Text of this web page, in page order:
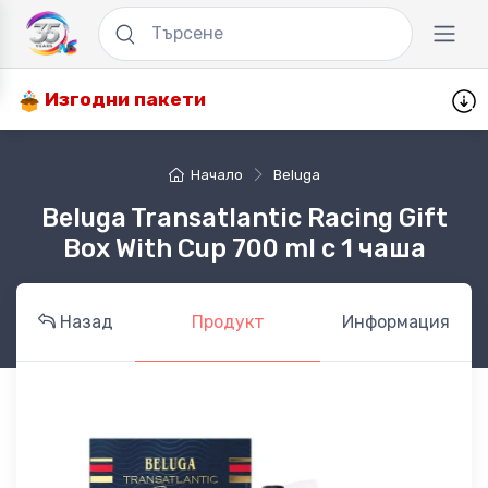
Изгодни пакети
Начало Beluga
Beluga Transatlantic Racing Gift
Box With Cup 700 ml с 1 чаша
Назад Продукт Информация